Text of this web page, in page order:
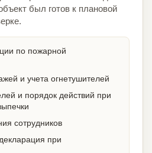
был готов к плановой
по пожарной
и учета огнетушителей
и порядок действий при
сотрудников
при